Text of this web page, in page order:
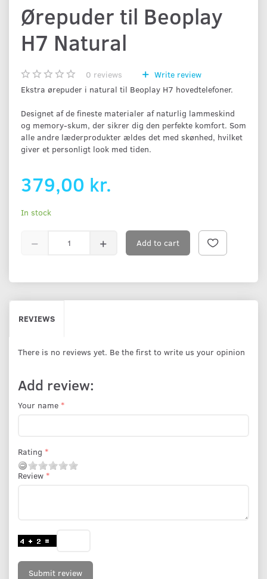
Ørepuder til Beoplay
H7 Natural
0 reviews
Write review
Ekstra ørepuder i natural til Beoplay H7 hovedtelefoner.
Designet af de fineste materialer af naturlig lammeskind
og memory-skum, der sikrer dig den perfekte komfort. Som
alle andre læderprodukter ældes det med skønhed, hvilket
giver et personligt look med tiden.
379,00 kr.
In stock
Add to cart
REVIEWS
There is no reviews yet. Be the first to write us your opinion
Add review:
Your name
Rating
Review
Submit review